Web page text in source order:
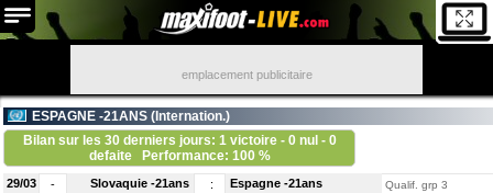
emplacement publicitaire
ESPAGNE -21ANS ( Internation.)
Bilan sur les 30 derniers jours: 1 victoire - 0 nul - 0
defaite
Performance: 100 %
29/03 - Slovaquie -21ans : Espagne -21ans Qualif. grp 3